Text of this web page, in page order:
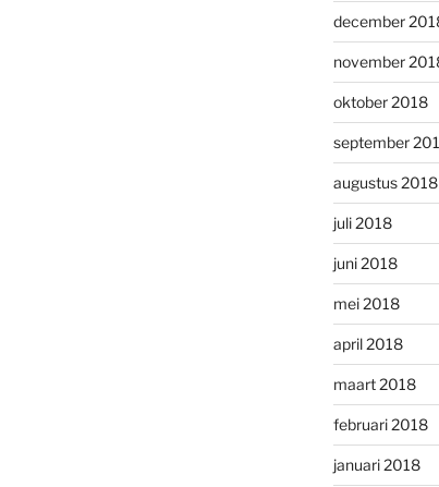
december
november
oktober 2018
september
augustus 2018
juli 2018
juni 2018
mei 2018
april 2018
maart 2018
februari 2018
januari 2018